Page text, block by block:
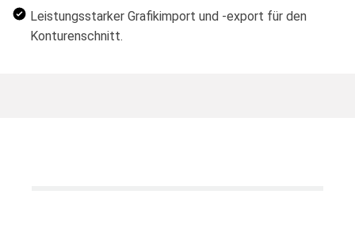
Leistungsstarker Grafikimport und -export für den
Konturenschnitt.